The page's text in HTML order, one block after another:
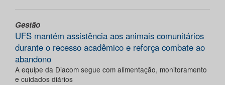
Gestão
UFS mantém assistência aos animais comunitários
durante o recesso acadêmico e reforça combate ao
abandono
A equipe da Diacom segue com alimentação, monitoramento
e cuidados diários